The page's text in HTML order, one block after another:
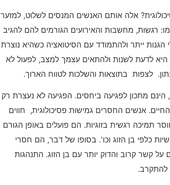
אלה אותם האנשים המנסים לשלוט, למזער
רגשות, מחשבות והאירועים הגורמים להם להגיב
ייתר ולהתמודד עם הסיטואציה כשהיא נוצרת
היא לדעת לשנות ולהתאים עצמך למצב, לפעול לא
לצפות בתוצאות והשלכות לטווח הארוך.
הינם מתכון לפגיעה ביחסים. הפגיעה לא נעצרת רק
אנשים החסרים גמישות פסיכולוגית, חווים
תמיכה רגשית בזוגיות. הם פועלים באופן הגורם
כלפי בן הזוג וכו'. בסופו של דבר, הם חסרי
קשר קרוב והדוק יותר עם בן הזוג. התנהגות
להתקרב.